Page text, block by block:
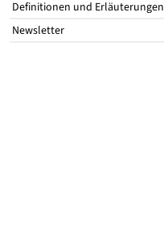
Definitionen und Erläuterungen
Newsletter